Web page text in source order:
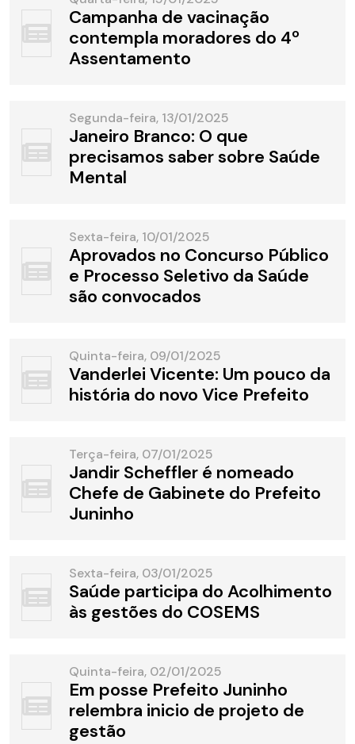
Campanha de vacinação
contempla moradores do 4º
Assentamento
Segunda-feira, 13/01/2025
Janeiro Branco: O que
precisamos saber sobre Saúde
Mental
Sexta-feira, 10/01/2025
Aprovados no Concurso Público
e Processo Seletivo da Saúde
são convocados
Quinta-feira, 09/01/2025
Vanderlei Vicente: Um pouco da
história do novo Vice Prefeito
Terça-feira, 07/01/2025
Jandir Scheffler é nomeado
Chefe de Gabinete do Prefeito
Juninho
Sexta-feira, 03/01/2025
Saúde participa do Acolhimento
às gestões do COSEMS
Quinta-feira, 02/01/2025
Em posse Prefeito Juninho
relembra inicio de projeto de
gestão